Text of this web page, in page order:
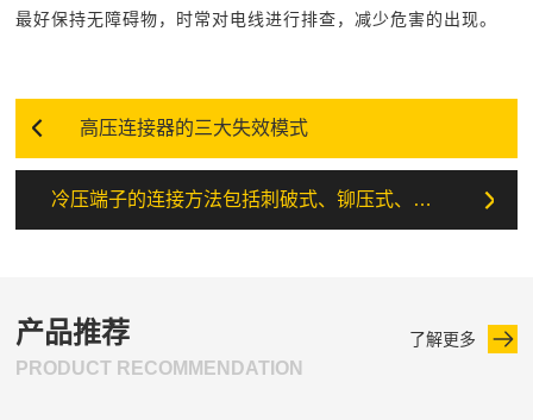
最好保持无障碍物，时常对电线进行排查，减少危害的出现。
高压连接器的三大失效模式
冷压端子的连接方法包括刺破式、铆压式、直插式
产品推荐
PRODUCT RECOMMENDATION
了解更多